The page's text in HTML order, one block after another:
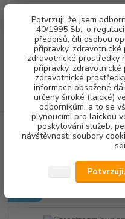
Potvrzuji, že jsem
40/1995 Sb., o
předpisů, čili osobou
přípravky,
zdravotnické prostředky
přípravky,
zdravotnické
informace obsažené
určeny široké (laické)
odborníkům, a to se
plynoucími pro laickou
poskytování služeb,
návštěvnosti soubory
(Po-Pá, 8-16 hod.)
RENTGENOLOGIE
Carestream
7200 200 ks